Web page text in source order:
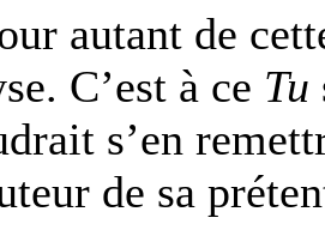
autant de
C’est à ce Tu
s’en
de sa